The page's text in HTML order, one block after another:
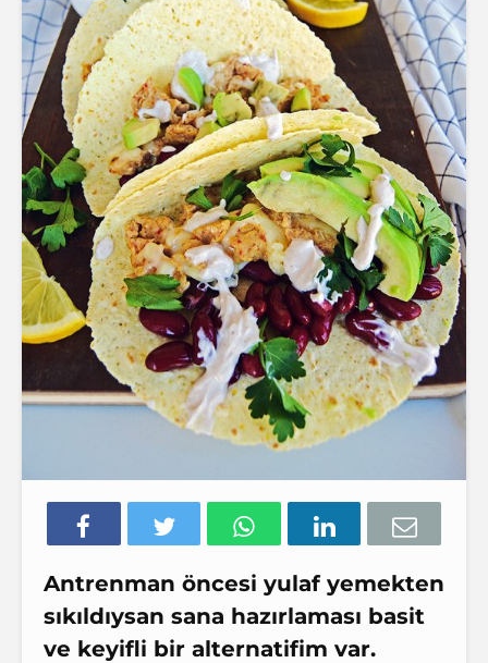
Antrenman öncesi yulaf yemekten
sıkıldıysan sana hazırlaması basit
ve keyifli bir alternatifim var.